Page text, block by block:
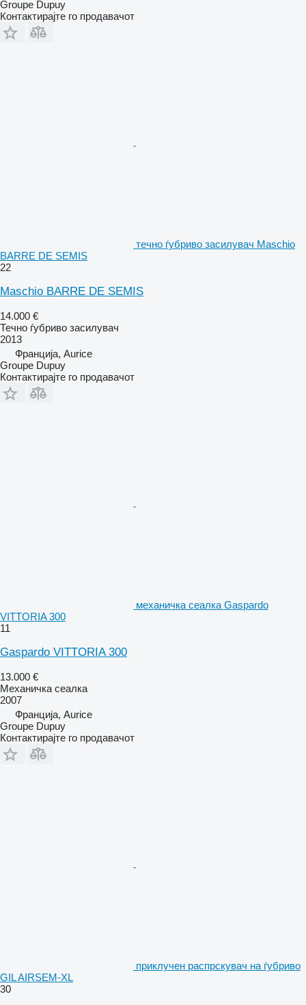
Groupe Dupuy
Контактирајте го продавачот
течно ѓубриво засилувач Maschio
BARRE DE SEMIS
22
Maschio BARRE DE SEMIS
14.000 €
Течно ѓубриво засилувач
2013
Франција, Aurice
Groupe Dupuy
Контактирајте го продавачот
механичка сеалка Gaspardo
VITTORIA 300
11
Gaspardo VITTORIA 300
13.000 €
Механичка сеалка
2007
Франција, Aurice
Groupe Dupuy
Контактирајте го продавачот
приклучен распрскувач на ѓубриво
GIL AIRSEM-XL
30